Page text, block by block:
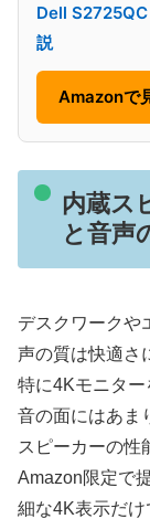
Dell
説
Amazonで
内蔵ス
と音声
デスクワークや
声の質は快適さ
特に4Kモニタ
音の面にはあま
スピーカーの性
Amazon限定で
細な4K表示だ